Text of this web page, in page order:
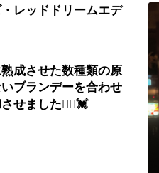
・レッドドリームエデ
成させた数種類の原
ブランデーを合わせ
せました👯‍♀️💓